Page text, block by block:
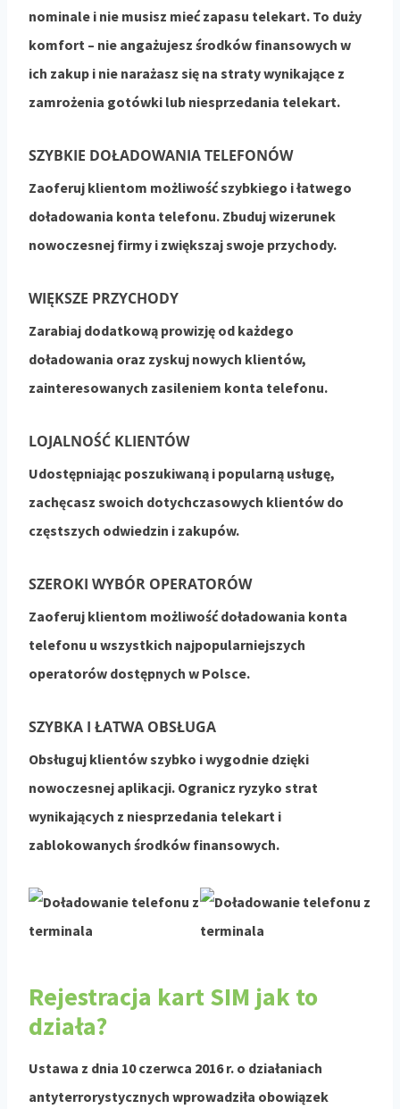
nominale i nie musisz mieć zapasu telekart. To duży
komfort – nie angażujesz środków finansowych w
ich zakup i nie narażasz się na straty wynikające z
zamrożenia gotówki lub niesprzedania telekart.
SZYBKIE DOŁADOWANIA TELEFONÓW
Zaoferuj klientom możliwość szybkiego i łatwego
doładowania konta telefonu. Zbuduj wizerunek
nowoczesnej firmy i zwiększaj swoje przychody.
WIĘKSZE PRZYCHODY​
Zarabiaj dodatkową prowizję od każdego
doładowania oraz zyskuj nowych klientów,
zainteresowanych zasileniem konta telefonu.
LOJALNOŚĆ KLIENTÓW​
Udostępniając poszukiwaną i popularną usługę,
zachęcasz swoich dotychczasowych klientów do
częstszych odwiedzin i zakupów.
SZEROKI WYBÓR OPERATORÓW​
Zaoferuj klientom możliwość doładowania konta
telefonu u wszystkich najpopularniejszych
operatorów dostępnych w Polsce.
SZYBKA I ŁATWA OBSŁUGA​
Obsługuj klientów szybko i wygodnie dzięki
nowoczesnej aplikacji. Ogranicz ryzyko strat
wynikających z niesprzedania telekart i
zablokowanych środków finansowych.
Rejestracja kart SIM jak to
działa?
Ustawa z dnia 10 czerwca 2016 r. o działaniach
antyterrorystycznych wprowadziła obowiązek